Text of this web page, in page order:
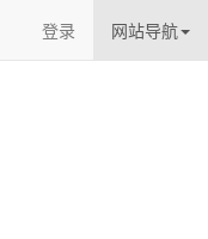
登录 网站导航